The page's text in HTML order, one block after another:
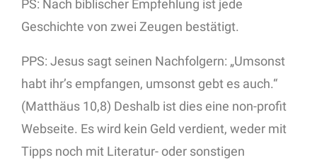
PS: Nach biblischer Empfehlung ist jede
Geschichte von zwei Zeugen bestätigt.
PPS: Jesus sagt seinen Nachfolgern: „Umsonst
habt ihr’s empfangen, umsonst gebt es auch.“
(Matthäus 10,8) Deshalb ist dies eine non-profit
Webseite. Es wird kein Geld verdient, weder mit
Tipps noch mit Literatur- oder sonstigen